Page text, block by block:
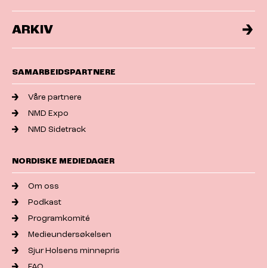
ARKIV
SAMARBEIDSPARTNERE
Våre partnere
NMD Expo
NMD Sidetrack
NORDISKE MEDIEDAGER
Om oss
Podkast
Programkomité
Medieundersøkelsen
Sjur Holsens minnepris